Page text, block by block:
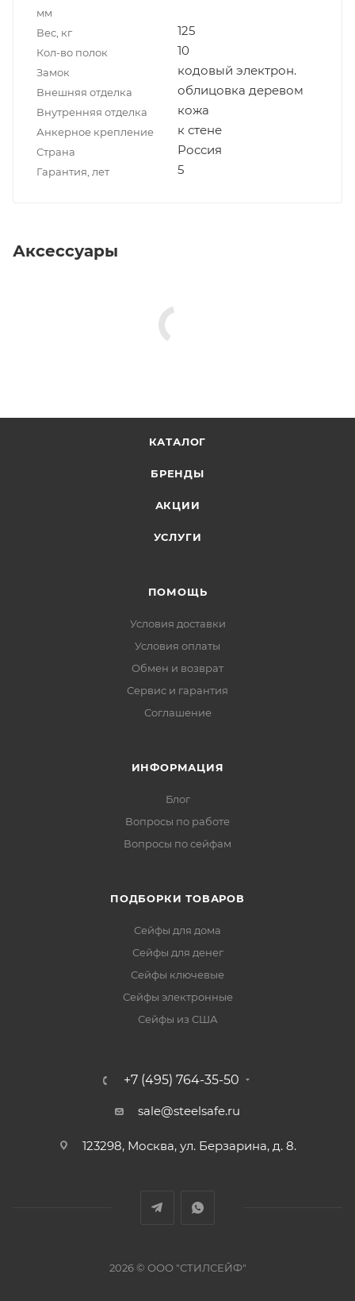
мм
Вес, кг 125
Кол-во полок 10
Замок кодовый электрон.
Внешняя отделка облицовка деревом
Внутренняя отделка кожа
Анкерное крепление к стене
Страна Россия
Гарантия, лет 5
Аксессуары
КАТАЛОГ
БРЕНДЫ
АКЦИИ
УСЛУГИ
ПОМОЩЬ
Условия доставки
Условия оплаты
Обмен и возврат
Сервис и гарантия
Соглашение
ИНФОРМАЦИЯ
Блог
Вопросы по работе
Вопросы по сейфам
ПОДБОРКИ ТОВАРОВ
Сейфы для дома
Сейфы для денег
Сейфы ключевые
Сейфы электронные
Сейфы из США
+7 (495) 764-35-50
sale@steelsafe.ru
123298, Москва, ул. Берзарина, д. 8.
2026 © ООО "СТИЛСЕЙФ"